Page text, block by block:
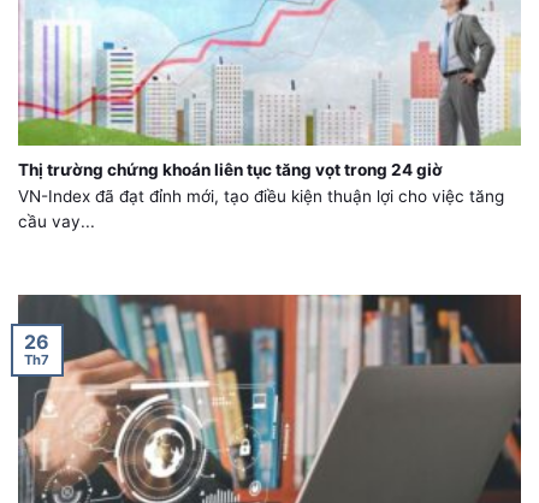
Thị trường chứng khoán liên tục tăng vọt trong 24 giờ
VN-Index đã đạt đỉnh mới, tạo điều kiện thuận lợi cho việc tăng
cầu vay...
26
Th7